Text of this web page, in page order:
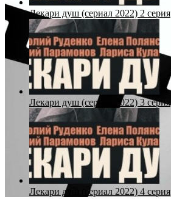
Лекари душ (сериал 2022) 2 серия
Лекари душ (сериал 2022) 3 серия
Лекари душ (сериал 2022) 4 серия